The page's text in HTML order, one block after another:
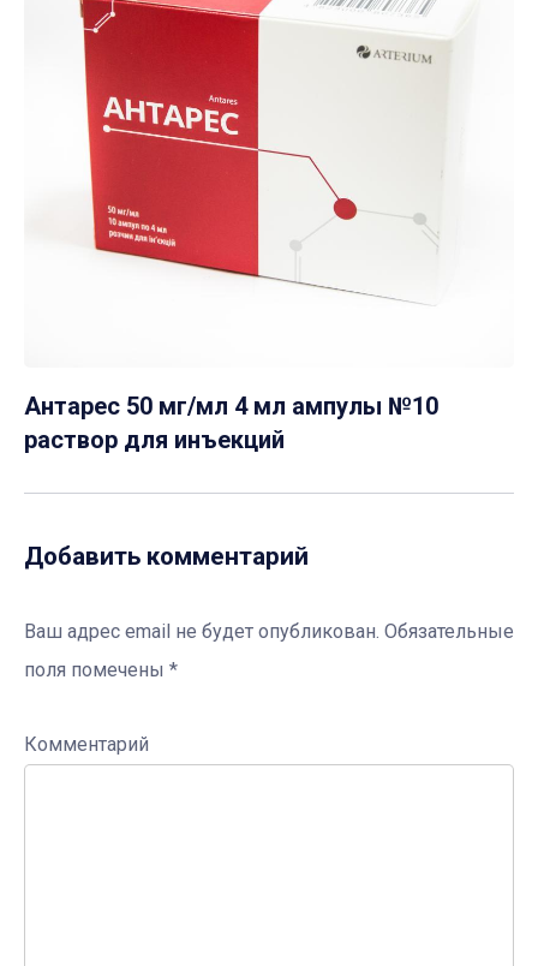
Антарес 50 мг/мл 4 мл ампулы №10
раствор для инъекций
Добавить комментарий
Ваш адрес email не будет опубликован. Обязательные
поля помечены *
Комментарий